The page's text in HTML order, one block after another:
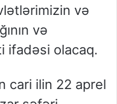
və
və
ifadəsi olacaq.
cari ilin 22 aprel